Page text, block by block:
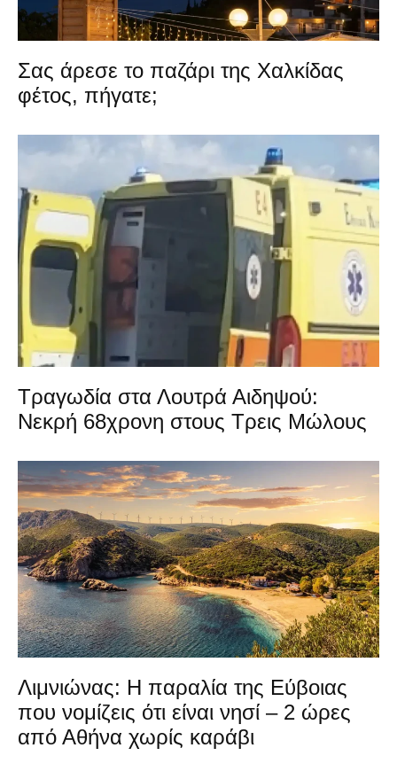
Σας άρεσε το παζάρι της Χαλκίδας
φέτος, πήγατε;
Τραγωδία στα Λουτρά Αιδηψού:
Νεκρή 68χρονη στους Τρεις Μώλους
Λιμνιώνας: Η παραλία της Εύβοιας
που νομίζεις ότι είναι νησί – 2 ώρες
από Αθήνα χωρίς καράβι